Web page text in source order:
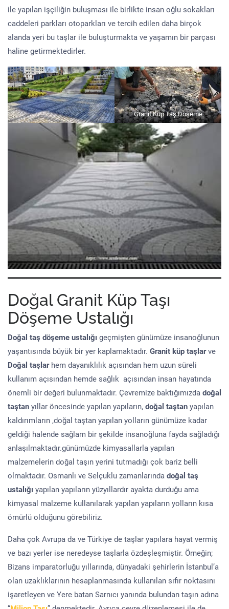
ile yapılan işçiliğin buluşması ile birlikte insan oğlu sokakları
caddeleri parkları otoparkları ve tercih edilen daha birçok
alanda yeri bu taşlar ile buluşturmakta ve yaşamın bir parçası
haline getirmektedirler.
Granit Küp Taş Döşeme
Doğal Granit Küp Taşı
Döşeme Ustalığı
Doğal taş döşeme ustalığı geçmişten günümüze insanoğlunun
yaşantısında büyük bir yer kaplamaktadır. Granit küp taşlarve
Doğal taşlar hem dayanıklılık açısından hem uzun süreli
kullanım açısından hemde sağlık açısından insan hayatında
önemli bir değeri bulunmaktadır. Çevremize baktığımızda doğal
taştan yıllar öncesinde yapılan yapıların, doğal taştan yapılan
kaldırımların ,doğal taştan yapılan yolların günümüze kadar
geldiği halende sağlam bir şekilde insanoğluna fayda sağladığı
anlaşılmaktadır.günümüzde kimyasallarla yapılan
malzemelerin doğal taşın yerini tutmadığı çok bariz belli
olmaktadır. Osmanlı ve Selçuklu zamanlarında doğal taş
ustalığı yapılan yapıların yüzyıllardır ayakta durduğu ama
kimyasal malzeme kullanılarak yapılan yapıların yolların kısa
ömürlü olduğunu görebiliriz.
Daha çok Avrupa da ve Türkiye de taşlar yapılara hayat vermiş
ve bazı yerler ise neredeyse taşlarla özdeşleşmiştir. Örneğin;
Bizans imparatorluğu yıllarında, dünyadaki şehirlerin İstanbul’a
olan uzaklıklarının hesaplanmasında kullanılan sıfır noktasını
işaretleyen ve Yere batan Sarnıcı yanında bulundan taşın adına